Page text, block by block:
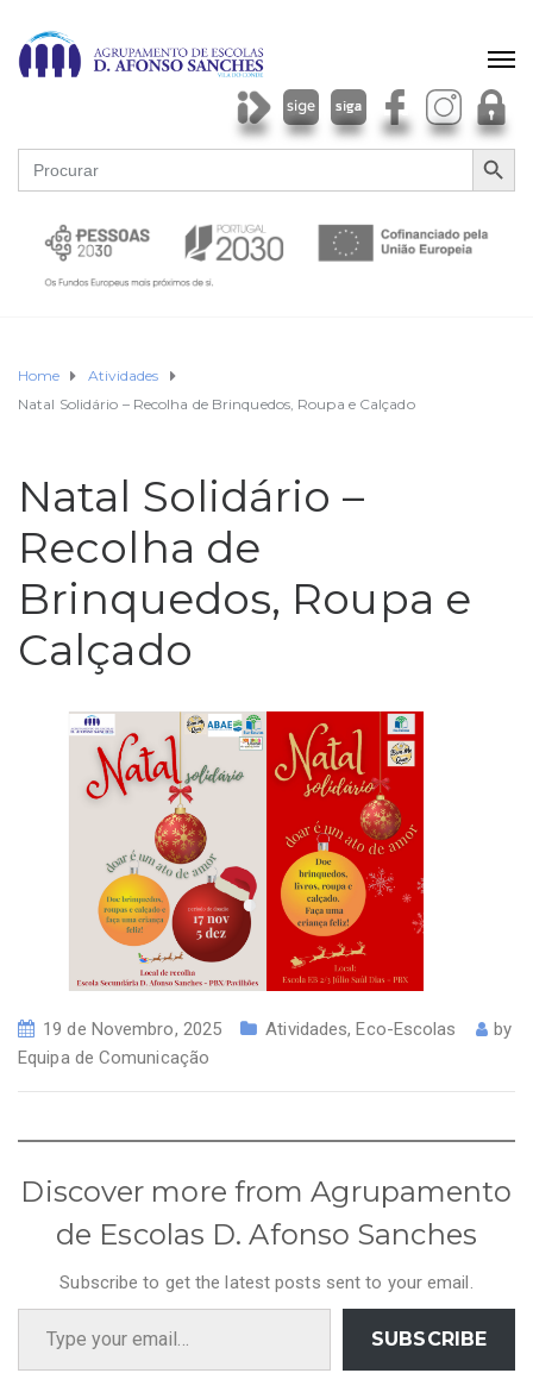
Search
for:
SEARCH
Home
Atividades
Natal Solidário – Recolha de Brinquedos, Roupa e Calçado
Natal Solidário –
Recolha de
Brinquedos, Roupa e
Calçado
19 de Novembro, 2025 Atividades, Eco-Escolas
by
Equipa de Comunicação
Discover more from Agrupamento
de Escolas D. Afonso Sanches
Subscribe to get the latest posts sent to your email.
Type your email…
SUBSCRIBE